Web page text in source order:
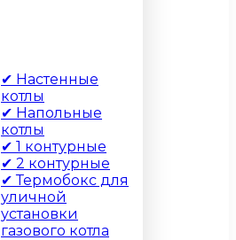
✔ Настенные
котлы
✔ Напольные
котлы
✔ 1 контурные
✔ 2 контурные
✔ Термобокс для
уличной
установки
газового котла